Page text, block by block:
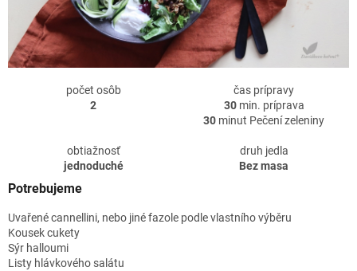
počet osôb
2
čas prípravy
30min. príprava
30 minut Pečení zeleniny
obtiažnosť
jednoduché
druh jedla
Bez masa
Potrebujeme
Uvařené cannellini, nebo jiné fazole podle vlastního výběru
Kousek cukety
Sýr halloumi
Listy hlávkového salátu